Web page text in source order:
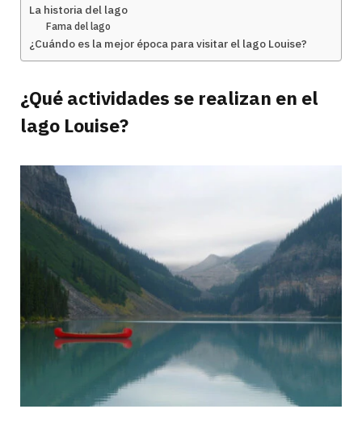
La historia del lago
Fama del lago
¿Cuándo es la mejor época para visitar el lago Louise?
¿Qué actividades se realizan en el
lago Louise?